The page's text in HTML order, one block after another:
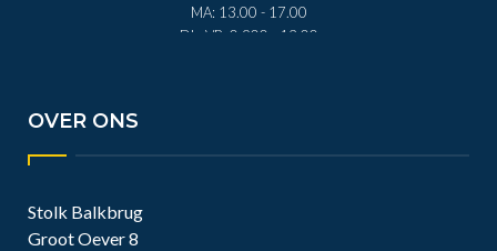
MA: 13.00 - 17.00
DI - VR: 0.900 - 12.00
OVER ONS
Stolk Balkbrug
Groot Oever 8